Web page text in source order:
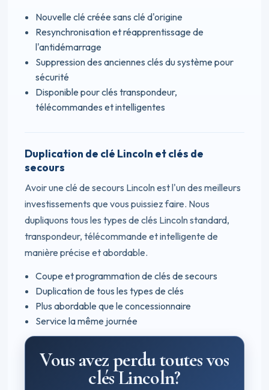
Nouvelle clé créée sans clé d'origine
Resynchronisation et réapprentissage de
l'antidémarrage
Suppression des anciennes clés du système pour
sécurité
Disponible pour clés transpondeur,
télécommandes et intelligentes
Duplication de clé Lincoln et clés de
secours
Avoir une clé de secours Lincoln est l'un des meilleurs
investissements que vous puissiez faire. Nous
dupliquons tous les types de clés Lincoln standard,
transpondeur, télécommande et intelligente de
manière précise et abordable.
Coupe et programmation de clés de secours
Duplication de tous les types de clés
Plus abordable que le concessionnaire
Service la même journée
Vous avez perdu toutes vos
clés Lincoln?